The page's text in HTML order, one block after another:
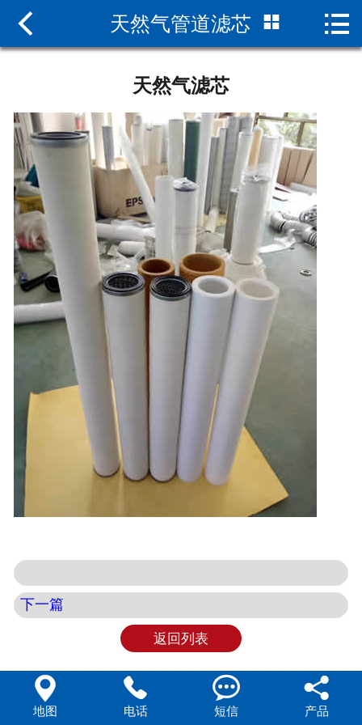
 网站首页
天然气滤芯
案例展示
在线留言
联系我们
 天然气管道滤芯  
天然气滤芯
下一篇
返回列表

地图

电话

短信

产品